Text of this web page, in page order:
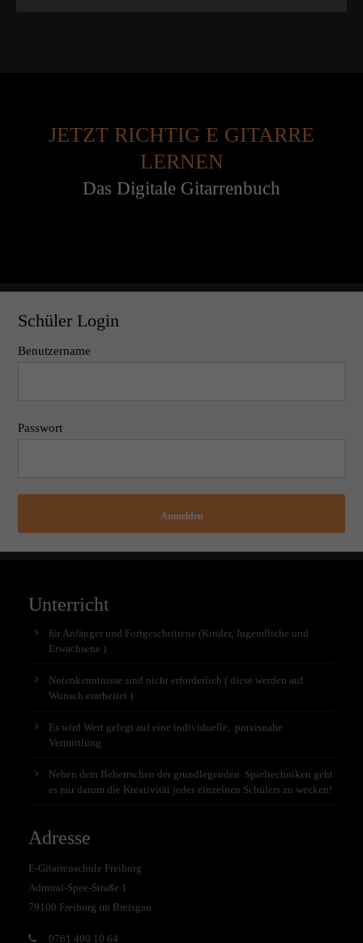
JETZT RICHTIG E GITARRE
LERNEN
Das Digitale Gitarrenbuch
Schüler Login
Benutzername
Passwort
Anmelden
Unterricht
für Anfänger und Fortgeschrittene (Kinder, Jugendliche und
Erwachsene )
Notenkenntnisse sind nicht erforderlich ( diese werden auf
Wunsch erarbeitet )
Es wird Wert gelegt auf eine individuelle, praxisnahe
Vermittlung
Neben dem Beherrschen der grundlegenden Spieltechniken geht
es mir darum die Kreativität jedes einzelnen Schülers zu wecken!
Adresse
E-Gitarrenschule Freiburg
Admiral-Spee-Straße 1
79100 Freiburg im Breisgau
0761 400 10 64